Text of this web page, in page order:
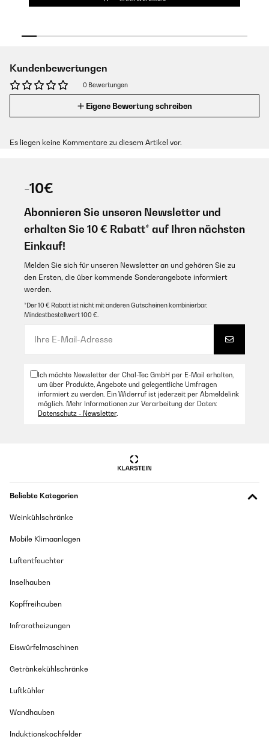
Kundenbewertungen
0 Bewertungen
Eigene Bewertung schreiben
Es liegen keine Kommentare zu diesem Artikel vor.
-10€
Abonnieren Sie unseren Newsletter und
erhalten Sie 10 € Rabatt* auf Ihren nächsten
Einkauf!
Melden Sie sich für unseren Newsletter an und gehören Sie zu
den Ersten, die über kommende Sonderangebote informiert
werden.
*Der 10 € Rabatt ist nicht mit anderen Gutscheinen kombinierbar.
Mindestbestellwert 100 €.
Ich möchte Newsletter der Chal-Tec GmbH per E-Mail erhalten,
um über Produkte, Angebote und gelegentliche Umfragen
informiert zu werden. Ein Widerruf ist jederzeit per Abmeldelink
möglich. Mehr Informationen zur Verarbeitung der Daten:
Datenschutz - Newsletter.
Beliebte Kategorien
Weinkühlschränke
Mobile Klimaanlagen
Luftentfeuchter
Inselhauben
Kopffreihauben
Infrarotheizungen
Eiswürfelmaschinen
Getränkekühlschränke
Luftkühler
Wandhauben
Induktionskochfelder